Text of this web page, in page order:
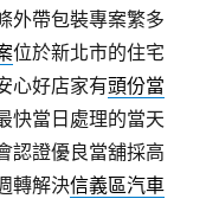
外帶包裝專案繁多
位於新北市的住宅
心好店家有頭份當
快當日處理的當天
認證優良當舖採高
轉解決信義區汽車